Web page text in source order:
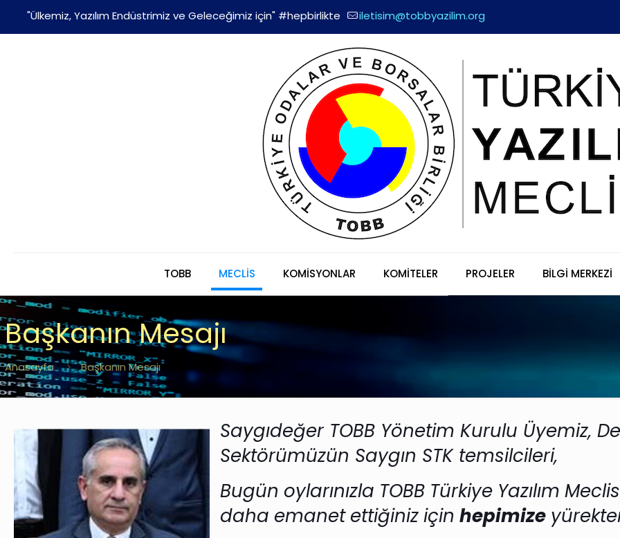
"Ülkemiz, Yazılım Endüstrimiz ve Geleceğimiz için" #hepbirlikte iletisim@tobbyazilim.org
TOBB MECLİS KOMİSYONLAR KOMİTELER PROJELER BİLGİ MERKEZİ
Başkanın Mesajı
Anasayfa Başkanın Mesajı
Saygıdeğer TOBB Yönetim Kurulu Üyemiz,
Sektörümüzün Saygın STK temsilcileri,
Bugün oylarınızla TOBB Türkiye Yazılım
daha emanet ettiğiniz için hepimize